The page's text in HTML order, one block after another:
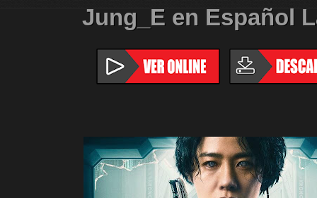
Jung_E en Español